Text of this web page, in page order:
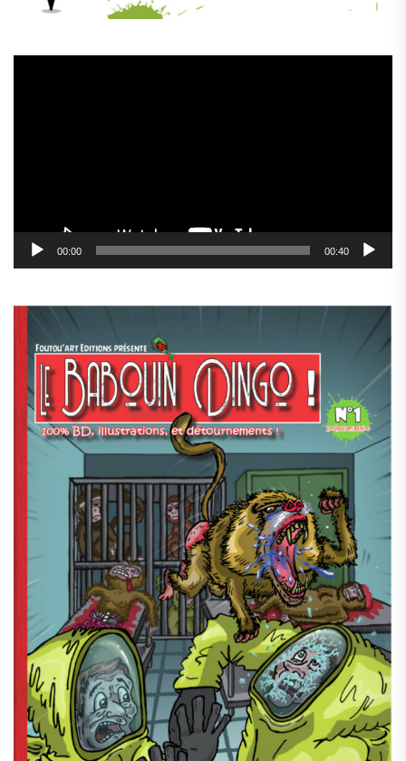
00:00 00:40